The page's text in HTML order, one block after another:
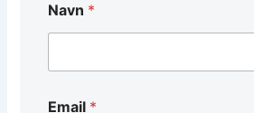
E
m
/
Navn *
Email *